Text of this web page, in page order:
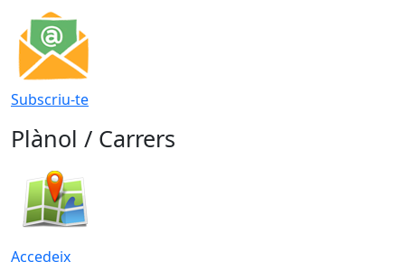
Subscriu-te
Plànol / Carrers
Accedeix